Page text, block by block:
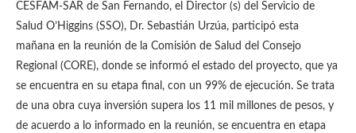
CESFAM-SAR de San Fernando, el Director (s) del Servicio de
Salud O’Higgins (SSO), Dr. Sebastián Urzúa, participó esta
mañana en la reunión de la Comisión de Salud del Consejo
Regional (CORE), donde se informó el estado del proyecto, que ya
se encuentra en su etapa final, con un 99% de ejecución. Se trata
de una obra cuya inversión supera los 11 mil millones de pesos, y
de acuerdo a lo informado en la reunión, se encuentra en etapa